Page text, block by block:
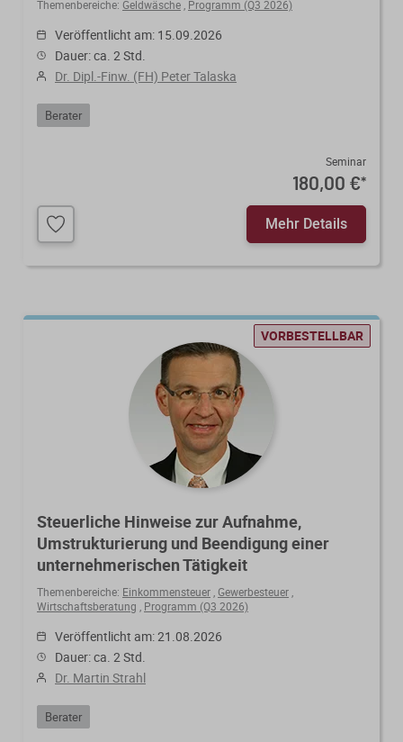
Themenbereiche: Geldwäsche Programm (Q3 2026)
Veröffentlicht am: 15.09.2026
Dauer: ca. 2 Std.
Dr. Dipl.-Finw. (FH) Peter Talaska
Berater
Seminar
180,00 €*
Mehr Details
VORBESTELLBAR
Steuerliche Hinweise zur Aufnahme,
Umstrukturierung und Beendigung einer
unternehmerischen Tätigkeit
Themenbereiche: Einkommensteuer Gewerbesteuer
Wirtschaftsberatung
Programm (Q3 2026)
Veröffentlicht am: 21.08.2026
Dauer: ca. 2 Std.
Dr. Martin Strahl
Berater